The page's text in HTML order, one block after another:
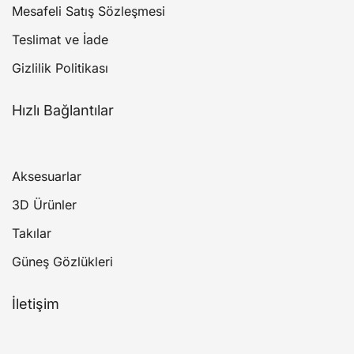
Mesafeli Satış Sözleşmesi
Teslimat ve İade
Gizlilik Politikası
Hızlı Bağlantılar
Aksesuarlar
3D Ürünler
Takılar
Güneş Gözlükleri
İletişim